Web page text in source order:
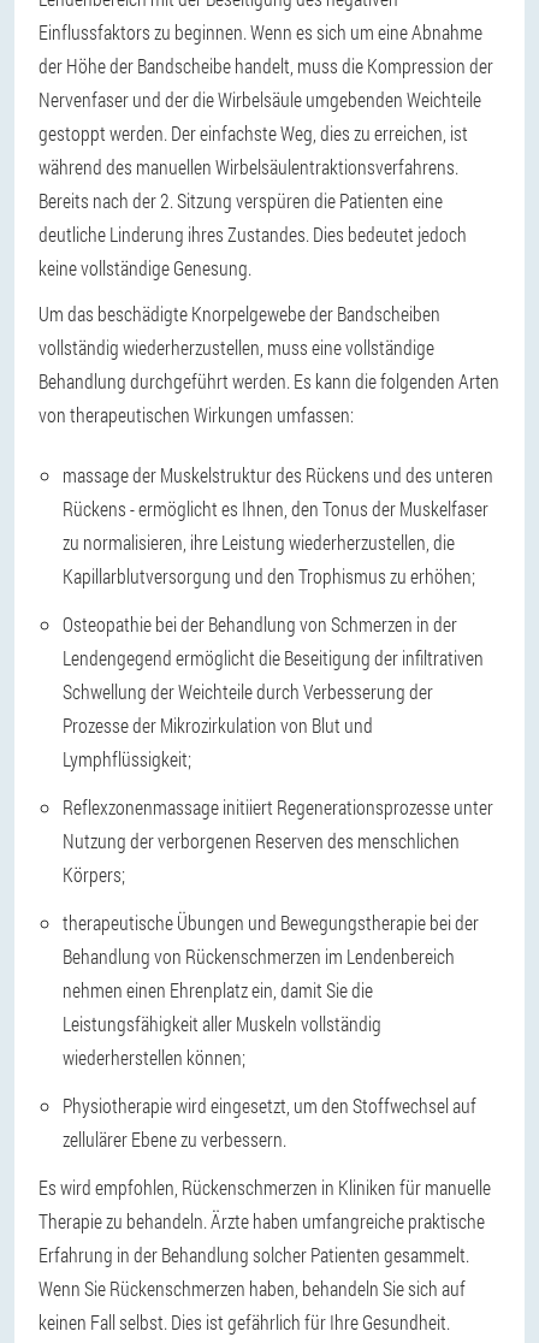
Einflussfaktors zu beginnen. Wenn es sich um eine Abnahme
der Höhe der Bandscheibe handelt, muss die Kompression der
Nervenfaser und der die Wirbelsäule umgebenden Weichteile
gestoppt werden. Der einfachste Weg, dies zu erreichen, ist
während des manuellen Wirbelsäulentraktionsverfahrens.
Bereits nach der 2. Sitzung verspüren die Patienten eine
deutliche Linderung ihres Zustandes. Dies bedeutet jedoch
keine vollständige Genesung.
Um das beschädigte Knorpelgewebe der Bandscheiben
vollständig wiederherzustellen, muss eine vollständige
Behandlung durchgeführt werden. Es kann die folgenden Arten
von therapeutischen Wirkungen umfassen:
massage der Muskelstruktur des Rückens und des unteren
Rückens - ermöglicht es Ihnen, den Tonus der Muskelfaser
zu normalisieren, ihre Leistung wiederherzustellen, die
Kapillarblutversorgung und den Trophismus zu erhöhen;
Osteopathie bei der Behandlung von Schmerzen in der
Lendengegend ermöglicht die Beseitigung der infiltrativen
Schwellung der Weichteile durch Verbesserung der
Prozesse der Mikrozirkulation von Blut und
Lymphflüssigkeit;
Reflexzonenmassage initiiert Regenerationsprozesse unter
Nutzung der verborgenen Reserven des menschlichen
Körpers;
therapeutische Übungen und Bewegungstherapie bei der
Behandlung von Rückenschmerzen im Lendenbereich
nehmen einen Ehrenplatz ein, damit Sie die
Leistungsfähigkeit aller Muskeln vollständig
wiederherstellen können;
Physiotherapie wird eingesetzt, um den Stoffwechsel auf
zellulärer Ebene zu verbessern.
Es wird empfohlen, Rückenschmerzen in Kliniken für manuelle
Therapie zu behandeln. Ärzte haben umfangreiche praktische
Erfahrung in der Behandlung solcher Patienten gesammelt.
Wenn Sie Rückenschmerzen haben, behandeln Sie sich auf
keinen Fall selbst. Dies ist gefährlich für Ihre Gesundheit.